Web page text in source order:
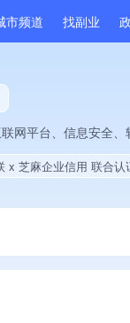
市频道 找副业
网平台、信息安全
x 芝麻企业信用 联合认